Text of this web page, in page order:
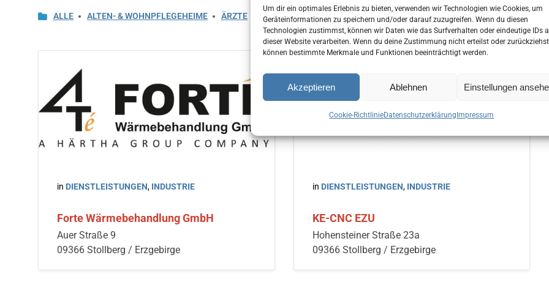
Um dir ein optimales Erlebnis zu bieten, verwenden wir Technologien wie Cookies, um
Geräteinformationen zu speichern und/oder darauf zuzugreifen. Wenn du diesen
Technologien zustimmst, können wir Daten wie das Surfverhalten oder eindeutige IDs
dieser Website verarbeiten. Wenn du deine Zustimmung nicht erteilst oder
können bestimmte Merkmale und Funktionen beeinträchtigt werden.
Akzeptieren Ablehnen Einstellungen
Cookie-RichtlinieDatenschutzerklärung Impressum
ALLE ALTEN- & WOHNPFLEGEHEIME ÄRZTE BEHÖRDEN DIENSTLEISTUNGEN FINANZEN HANDEL
in DIENSTLEISTUNGEN, INDUSTRIE
Forte Wärmebehandlung GmbH
Auer Straße 9
09366 Stollberg / Erzgebirge
in DIENSTLEISTUNGEN, INDUSTRIE
KE-CNC EZU
Hohensteiner Straße 23a
09366 Stollberg / Erzgebirge